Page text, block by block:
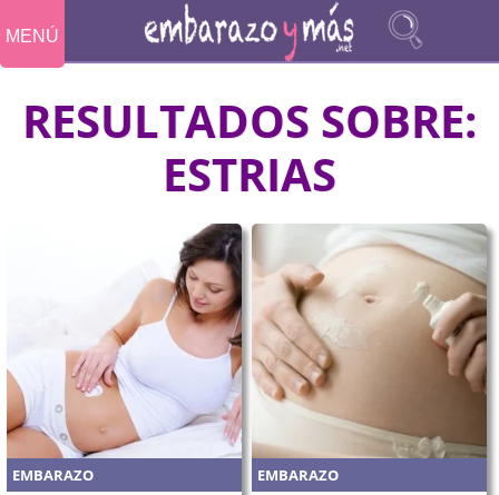
MENÚ
RESULTADOS SOBRE:
ESTRIAS
EMBARAZO EMBARAZO